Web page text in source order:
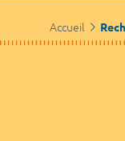
Accueil